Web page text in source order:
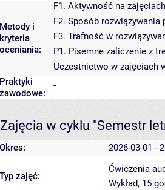
Metody i
kryteria
oceniania:
F1. Aktywność na zajęciach
F2. Sposób
F3. Trafność w
P1. Pisemne zaliczenie z
Uczestnictwo w zajęciach
Praktyki
zawodowe:
-
Zajęcia w cyklu "Semestr
Okres: 2026-03-01 -
Typ zajęć:
Ćwiczenia
Wykład, 15